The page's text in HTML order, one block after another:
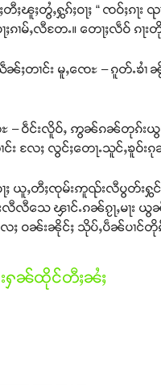
ႈၽူႈတွႆႇႁွၵ်ႈဝႃႈ “ ၸဝ်ႈၵႃ
ဝႃႈၵၢမ်ႇလီတႄႉ။ တေႃႈလဵဝ်
သဵၼ်ႈတၢင်း မူႇၸေႊ – ၵူတ်ႉၶ
– ဝဵင်းလိူဝ်ႇ ဢွၼ်ၵၼ်တုၵ်း
း လႄႈ လွင်ႈတေႃႉသူင်ႇၶူဝ်း
ႃႈ ယူႇတီႈၸုမ်းဢူၺ်းလီပွတ်းႁွ
လီသေ ၾၢင်ႉၵၼ်ၵႂႃႇမႃး
ဝၼ်းၼိုင်ႈ သိုပ်ႇပဵၼ်ပၢင်တိုၵ်း
းႁၼ်ထိုင်တီႈၼႆႈ